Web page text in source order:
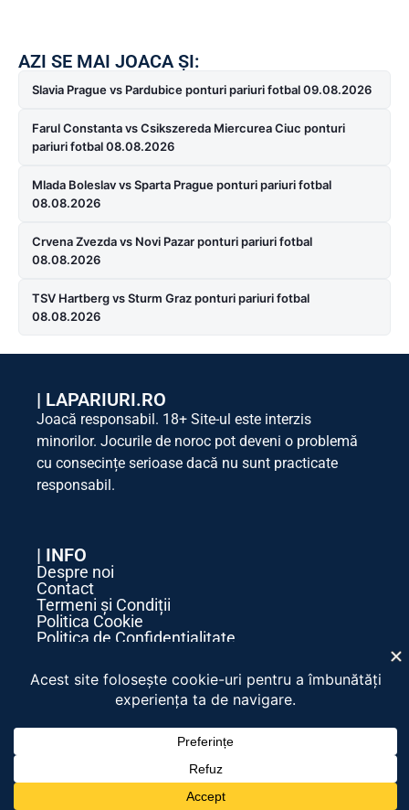
AZI SE MAI JOACA ȘI:
Slavia Prague vs Pardubice ponturi pariuri fotbal 09.08.2026
Farul Constanta vs Csikszereda Miercurea Ciuc ponturi
pariuri fotbal 08.08.2026
Mlada Boleslav vs Sparta Prague ponturi pariuri fotbal
08.08.2026
Crvena Zvezda vs Novi Pazar ponturi pariuri fotbal
08.08.2026
TSV Hartberg vs Sturm Graz ponturi pariuri fotbal
08.08.2026
| LAPARIURI.RO
Joacă responsabil. 18+ Site-ul este interzis
minorilor. Jocurile de noroc pot deveni o problemă
cu consecințe serioase dacă nu sunt practicate
responsabil.
| INFO
Despre noi
Contact
Termeni și Condiții
Politica Cookie
Politica de Confidențialitate
| SOCIAL MEDIA